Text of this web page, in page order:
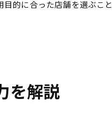
的に合った店舗を選ぶこ
を解説